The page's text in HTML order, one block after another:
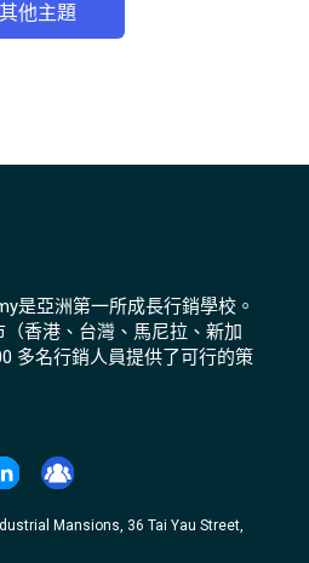
其他主題
是亞洲第一所成長行銷學校。
香港、台灣、馬尼拉、新加
多名行銷人員提供了可行的策
Mansions, 36 Tai Yau Street,